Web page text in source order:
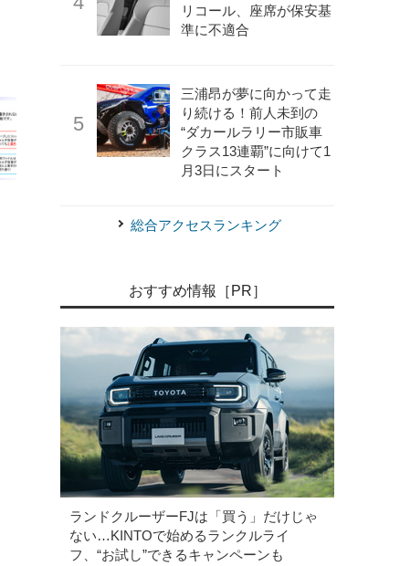
リコール、座席が保安基
準に不適合
三浦昂が夢に向かって走
り続ける！前人未到の
“ダカールラリー市販車
クラス13連覇”に向けて1
月3日にスタート
総合アクセスランキング
おすすめ情報［PR］
ランドクルーザーFJは「買う」だけじゃ
ない…KINTOで始めるランクルライ
フ、“お試し”できるキャンペーンも